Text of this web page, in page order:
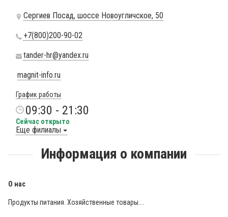
Сергиев Посад, шоссе Новоугличское, 50
+7(800)200-90-02
tander-hr@yandex.ru
magnit-info.ru
График работы
09:30 - 21:30
Сейчас открыто
Еще филиалы
Информация о компании
О нас
Продукты питания. Хозяйственные товары....